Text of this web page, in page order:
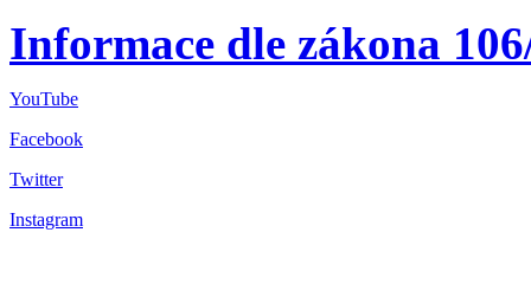
Informace dle zákona
YouTube
Facebook
Twitter
Instagram